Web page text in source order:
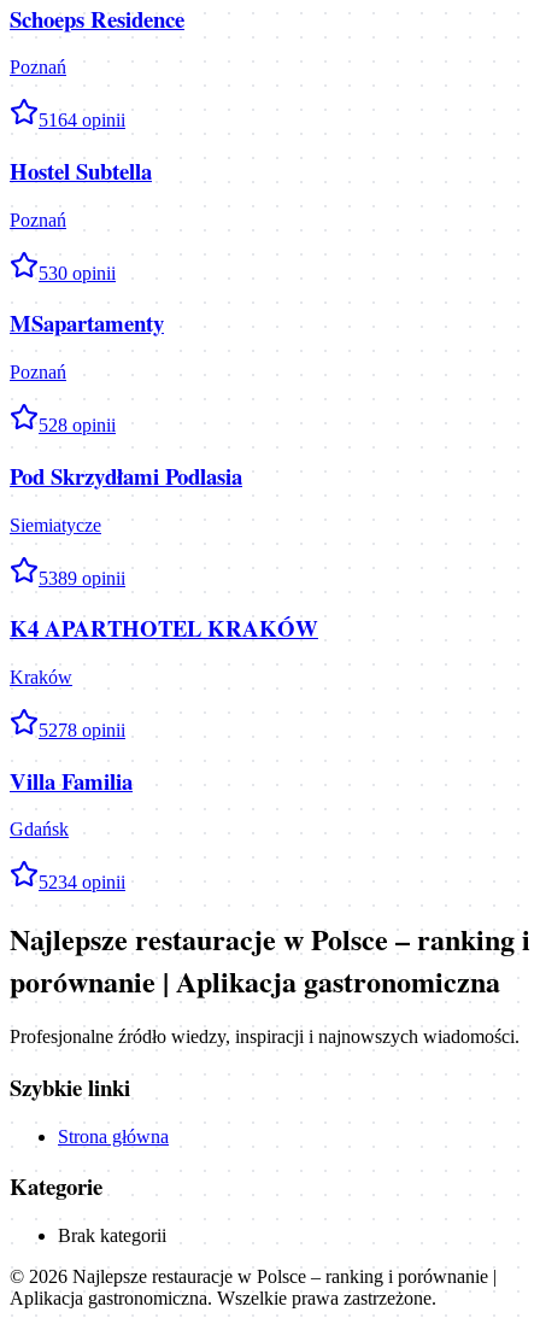
Schoeps Residence
Poznań
5164 opinii
Hostel Subtella
Poznań
530 opinii
MSapartamenty
Poznań
528 opinii
Pod Skrzydłami Podlasia
Siemiatycze
5389 opinii
K4 APARTHOTEL KRAKÓW
Kraków
5278 opinii
Villa Familia
Gdańsk
5234 opinii
Najlepsze restauracje w Polsce – ranking i
porównanie | Aplikacja gastronomiczna
Profesjonalne źródło wiedzy, inspiracji i najnowszych wiadomości.
Szybkie linki
Strona główna
Kategorie
Brak kategorii
© 2026 Najlepsze restauracje w Polsce – ranking i porównanie |
Aplikacja gastronomiczna. Wszelkie prawa zastrzeżone.